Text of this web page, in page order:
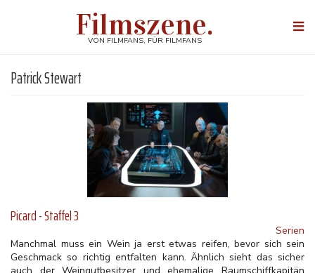
Filmszene.
VON FILMFANS, FÜR FILMFANS
Patrick Stewart
Picard - Staffel 3
Serien
Manchmal muss ein Wein ja erst etwas reifen, bevor sich sein
Geschmack so richtig entfalten kann. Ähnlich sieht das sicher